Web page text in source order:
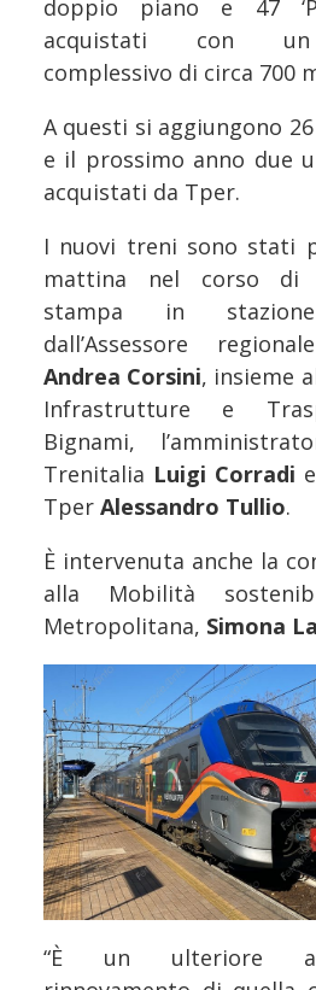
doppio piano e 47
acquistati con un
complessivo di circa 700
A questi si aggiungono
e il prossimo anno due
acquistati da Tper.
I nuovi treni sono stati
mattina nel corso di
stampa in
dall’Assessore
Andrea Corsini, insieme
Infrastrutture e
Bignami,
Trenitalia Luigi Corradi
Tper Alessandro Tullio.
È intervenuta anche la
alla Mobilità
Metropolitana, Simona
“È un ulteriore